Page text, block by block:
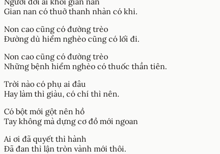
Gian nan có thuở thanh nhàn có khi.
Non cao cũng có đường trèo
Đường dù hiểm nghèo cũng có lối đi.
Non cao cũng có đường trèo
Những bệnh hiểm nghèo có thuốc thần tiên.
Trời nào có phụ ai đâu
Hay làm thì giàu, có chí thì nên.
Có bột mới gột nên hồ
Tay không mà dựng cơ đồ mới ngoan
Ai ơi đã quyết thì hành
Đã đan thì lận tròn vành mới thôi.